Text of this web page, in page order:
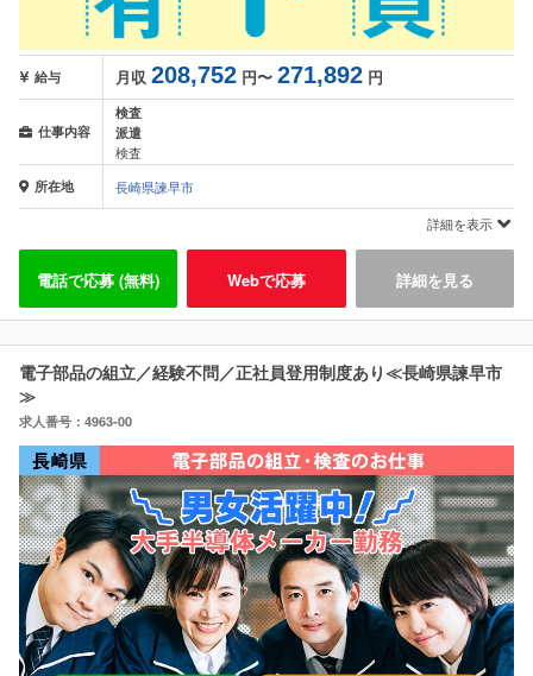
給与 月収 208,752 円〜 271,892 円
仕事内容
検査
派遣
検査
所在地
長崎県諫早市
詳細を表示
電話で応募 (無料) Webで応募 詳細を見る
電子部品の組立／経験不問／正社員登用制度あり≪長崎県諫早市
≫
求人番号：4963-00